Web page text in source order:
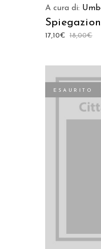
A cura di:
18,00€
17,10€
ESAURITO